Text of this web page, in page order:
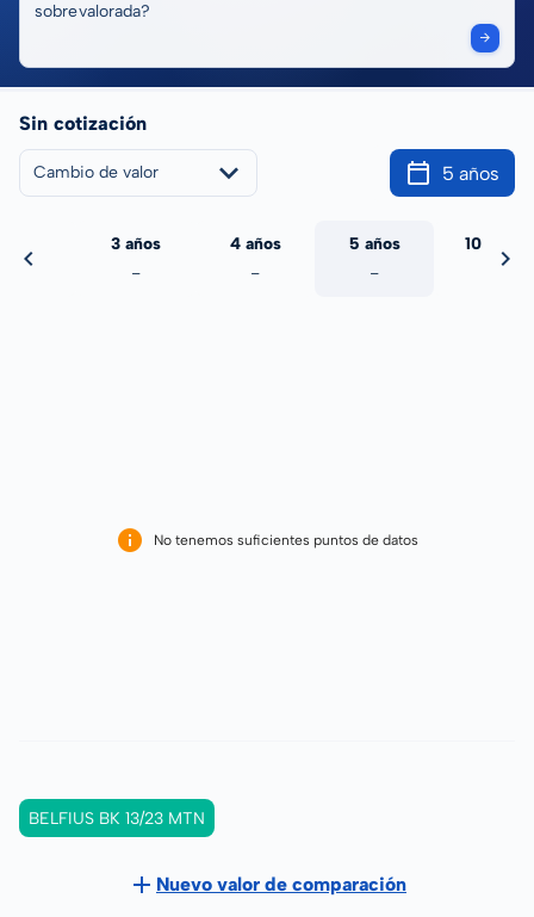
sobrevalorada?
Sin cotización
Cambio de valor 5 años
3 años
-
4 años
-
5 años
-
10 años
No tenemos suficientes puntos de datos
BELFIUS BK 13/23 MTN
Nuevo valor de comparación